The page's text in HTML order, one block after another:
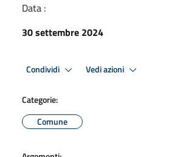
Data :
30 settembre 2024
Condividi Vedi azioni
Categorie:
Comune